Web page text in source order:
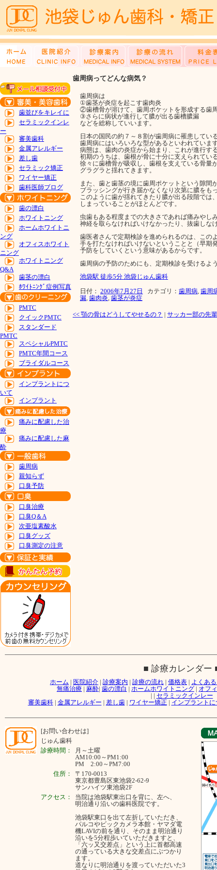
歯並びをキレイに
セラミックインレ
ー
審美歯科
金属アレルギー
差し歯
セラミック矯正
ワイヤー矯正
歯科医師ブログ
歯の漂白
ホワイトニング
ホームホワイトニ
ング
オフィスホワイト
ニング
ホワイトニング
Q&A
歯茎の漂白
ﾎﾜｲﾄﾆﾝｸﾞ症例写真
PMTC
クイックPMTC
スタンダード
PMTC
スペシャルPMTC
PMTC年間コース
ブライダルコース
インプラントにつ
いて
インプラント
痛みに配慮した治
療
痛みに配慮した麻
酔
歯周病
親知らず
口臭予防
口臭治療
口臭Q＆A
次亜塩素酸水
口臭グッズ
口臭測定の注意
歯周病ってどんな病気？
歯周病は
①歯茎が炎症を起こす歯肉炎
②歯槽骨が溶けて、歯周ポケットを形成する歯
③さらに病状が進行して膿が出る歯槽膿漏
などを総称していいます。
日本の国民の約７～８割が歯周病に罹患してい
歯周病にはいろいろな型があるといわれていま
病態は、歯肉の炎症から始まり、これが進行す
初期のうちは、歯根が骨に十分に支えられてい
徐々に歯槽骨が吸収し、歯根を支えている骨量
グラグラと揺れてきます。
また、歯と歯茎の境に歯周ポケットという隙間
ブラッシングが行き届かなくなり次第に膿をも
このように歯が揺れてきたり膿が出る段階では
しまっていることがほとんどです。
虫歯もある程度までの大きさであれば痛みやし
神経を取らなければいけなかったり、抜歯しな
歯医者さんで定期検診を進められるのは、この
手を打たなければいけないということと（早期
予防をしていくという意味があるからです。
歯周病の予防のためにも、定期検診を受けるよ
池袋駅 徒歩5分 池袋じゅん歯科
日付： 2006年7月27日 カテゴリ： 歯周病 歯周
漏 歯肉炎 歯茎が炎症
<< 顎の骨はどうしてやせるの？ | サッカー部の先
■ 診療カレンダー
ホーム | 医院紹介 | 診療案内 | 診療の流れ | 価格表 | よくあ
無痛治療 | 麻酔| 歯の漂白 | ホームホワイトニング | オフ
| | セラミックインレー
審美歯科| 金属アレルギー | 差し歯| ワイヤー矯正 | インプラントに
[お問い合わせは]
じゅん歯科
診療時間：
月～ 土曜
AM10:00～PM1:00
PM 2:00～PM7:00
住所：
〒170-0013
東京都豊島区東池袋2-62-9
サンハイツ東池袋2F
アクセス：
当院は池袋駅東出口を背に、左へ、
明治通り沿いの歯科医院です。
池袋駅東口を出て左折していただき、
パルコやビックカメラ本館・ヤマダ電
機LAVIの前を通り、そのまま明治通り
沿いを5分程歩いていただきますと、
「六ッ又交差点」という上に首都高速
の通っている大きな交差点にぶつかり
ます。
道なりに明治通りを渡っていただいた3